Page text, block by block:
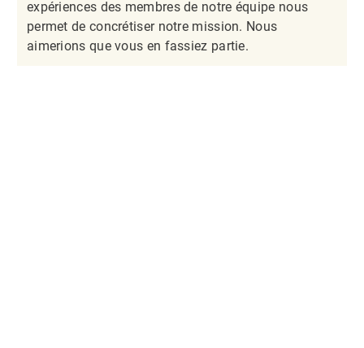
expériences des membres de notre équipe nous
permet de concrétiser notre mission. Nous
aimerions que vous en fassiez partie.​​​​​​​